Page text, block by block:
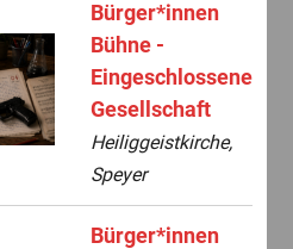
Bürger*innen
Bühne -
Eingeschlossene
Gesellschaft
Heiliggeistkirche,
Speyer
Bürger*innen